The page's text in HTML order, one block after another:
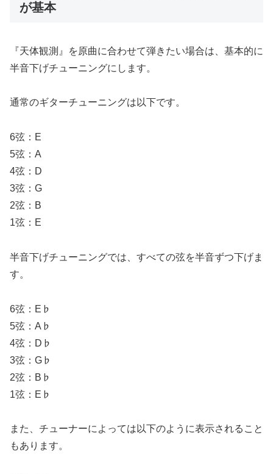
が基本
『天体観測』を原曲に合わせて弾きたい場合は、基本的に
半音下げチューニングにします。
通常のギターチューニングは以下です。
6弦：E
5弦：A
4弦：D
3弦：G
2弦：B
1弦：E
半音下げチューニングでは、すべての弦を半音ずつ下げま
す。
6弦：E♭
5弦：A♭
4弦：D♭
3弦：G♭
2弦：B♭
1弦：E♭
また、チューナーによっては以下のように表示されること
もあります。